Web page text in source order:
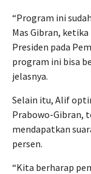
“Program ini
Mas Gibran,
Presiden pada
program ini bisa
jelasnya.
Selain itu, Alif
Prabowo-Gibran,
mendapatkan
persen.
“Kita berharap